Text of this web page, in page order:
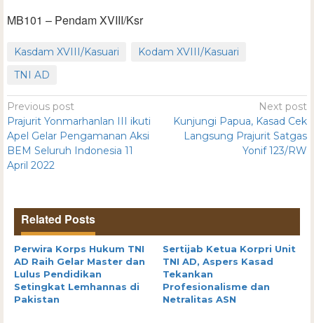
MB101 – Pendam XVIII/Ksr
Kasdam XVIII/Kasuari
Kodam XVIII/Kasuari
TNI AD
Previous post
Prajurit Yonmarhanlan III ikuti
Apel Gelar Pengamanan Aksi
BEM Seluruh Indonesia 11
April 2022
Next post
Kunjungi Papua, Kasad Cek
Langsung Prajurit Satgas
Yonif 123/RW
Related Posts
Perwira Korps Hukum TNI
AD Raih Gelar Master dan
Lulus Pendidikan
Setingkat Lemhannas di
Pakistan
Sertijab Ketua Korpri Unit
TNI AD, Aspers Kasad
Tekankan
Profesionalisme dan
Netralitas ASN